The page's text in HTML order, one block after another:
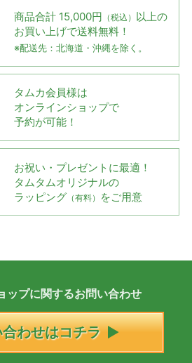
商品合計 15,000円 （税込） 以上の
お買い上げで送料無料！
※配送先：北海道・沖縄を除く。
タムカ会員様は
オンラインショップで
予約が可能！
お祝い・プレゼントに最適！
タムタムオリジナルの
ラッピング （有料） をご用意
ップに関するお問い合わせ
わせはコチラ